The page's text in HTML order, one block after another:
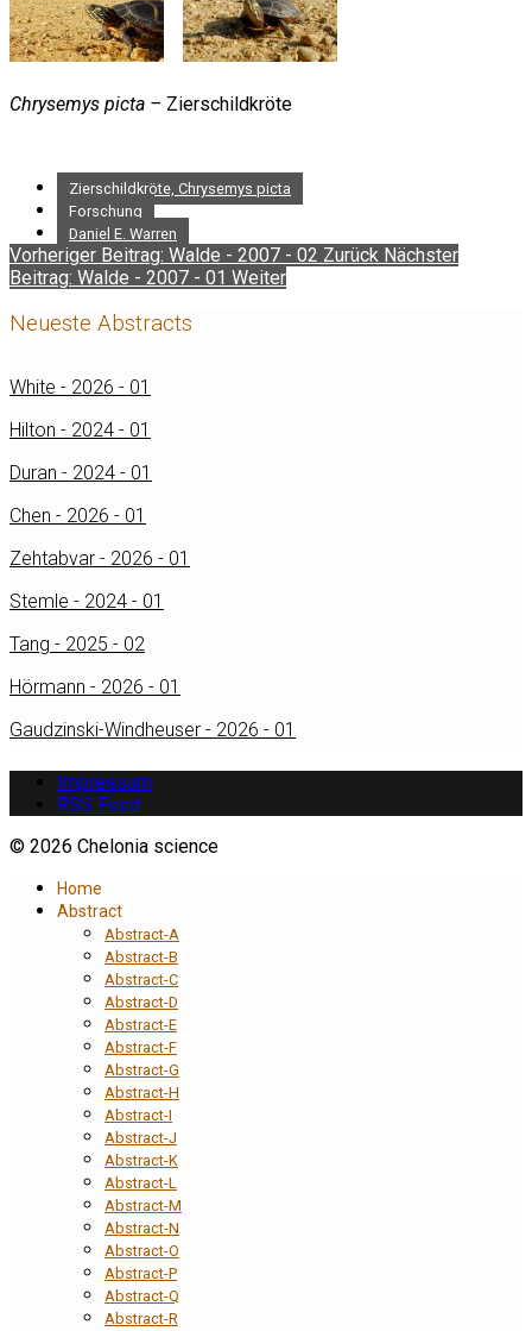
Chrysemys picta – Zierschildkröte
Zierschildkröte, Chrysemys picta
Forschung
Daniel E. Warren
Vorheriger Beitrag: Walde - 2007 - 02 Zurück Nächster
Beitrag: Walde - 2007 - 01 Weiter
Neueste Abstracts
White - 2026 - 01
Hilton - 2024 - 01
Duran - 2024 - 01
Chen - 2026 - 01
Zehtabvar - 2026 - 01
Stemle - 2024 - 01
Tang - 2025 - 02
Hörmann - 2026 - 01
Gaudzinski-Windheuser - 2026 - 01
Impressum
RSS Feed
© 2026 Chelonia science
Home
Abstract
Abstract-A
Abstract-B
Abstract-C
Abstract-D
Abstract-E
Abstract-F
Abstract-G
Abstract-H
Abstract-I
Abstract-J
Abstract-K
Abstract-L
Abstract-M
Abstract-N
Abstract-O
Abstract-P
Abstract-Q
Abstract-R